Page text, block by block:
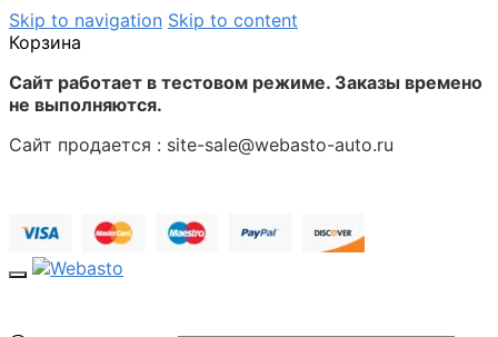
Skip to navigation Skip to content
Корзина
Сайт работает в тестовом режиме. Заказы времено
не выполняются.
Сайт продается : site-sale@webasto-auto.ru